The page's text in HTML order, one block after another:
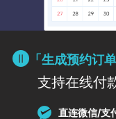
「生成预约订单
支持在线付
直连微信/支